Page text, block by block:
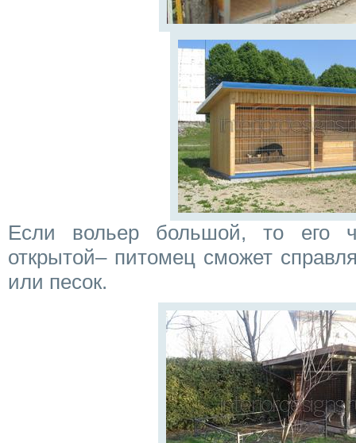
Если вольер большой, то его
открытой– питомец сможет
или песок.